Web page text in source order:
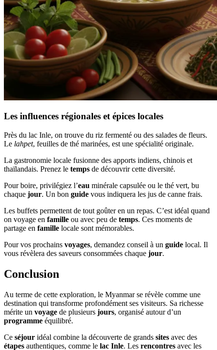
Les influences régionales et épices locales
Près du lac Inle, on trouve du riz fermenté ou des salades de fleurs.
Le lahpet, feuilles de thé marinées, est une spécialité originale.
La gastronomie locale fusionne des apports indiens, chinois et
thaïlandais. Prenez le temps de découvrir cette diversité.
Pour boire, privilégiez l’eau minérale capsulée ou le thé vert, bu
chaque jour. Un bon guide vous indiquera les jus de canne frais.
Les buffets permettent de tout goûter en un repas. C’est idéal quand
on voyage en famille ou avec peu de temps. Ces moments de
partage en famille locale sont mémorables.
Pour vos prochains voyages, demandez conseil à un guide local. Il
vous révèlera des saveurs consommées chaque jour.
Conclusion
Au terme de cette exploration, le Myanmar se révèle comme une
destination qui transforme profondément ses visiteurs. Sa richesse
mérite un voyage de plusieurs jours, organisé autour d’un
programme équilibré.
Ce séjour idéal combine la découverte de grands sites avec des
étapes authentiques, comme le lac Inle. Les rencontres avec les